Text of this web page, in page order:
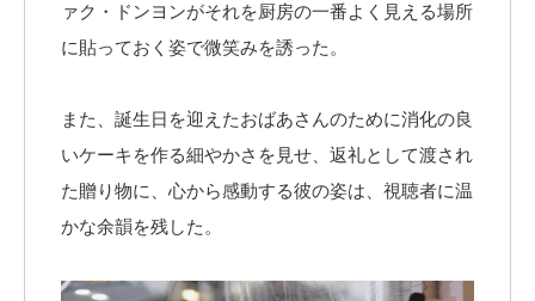
ァク・ドンヨンがそれを厨房の一番よく見える場所
に貼っておく姿で微笑みを誘った。
また、誕生日を迎えたおばあさんのために消化の良
いケーキを作る細やかさを見せ、返礼として渡され
た贈り物に、心から感動する彼の姿は、視聴者に温
かな余韻を残した。